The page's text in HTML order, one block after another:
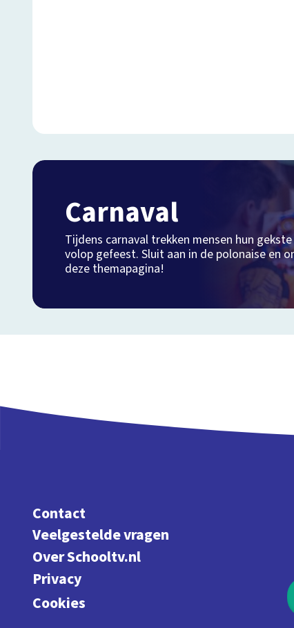
Carnaval
Tijdens carnaval trekken mensen hun
volop gefeest. Sluit aan in de polonaise en
deze themapagina!
Contact
Veelgestelde vragen
Over Schooltv.nl
Privacy
Cookies